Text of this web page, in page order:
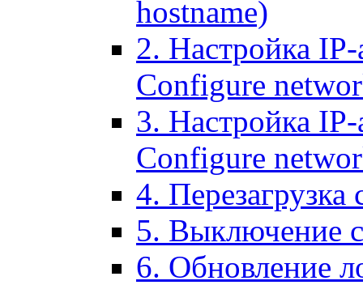
hostname)
2. Настройка IP-
Configure
3. Настройка
Configure
4. Перезагрузка
5. Выключение
6. Обновление